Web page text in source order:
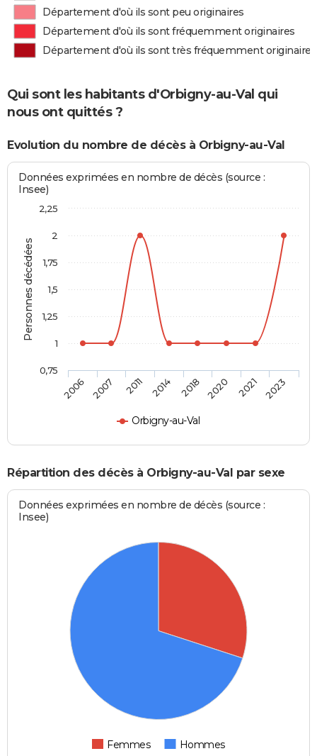
Département d'où ils sont peu originaires
Département d'où ils sont fréquemment originaires
Département d'où ils sont très fréquemment originaires
Qui sont les habitants d'Orbigny-au-Val qui
nous ont quittés ?
Evolution du nombre de décès à Orbigny-au-Val
Personnes décédées
Données exprimées en nombre de décès (source :
Insee)
Orbigny-au-Val
2006 2007 2011 2014 2018 2020 2021 2023
0,75
1
1,25
1,5
1,75
2
2,25
Répartition des décès à Orbigny-au-Val par sexe
Données exprimées en nombre de décès (source :
Insee)
Femmes Hommes